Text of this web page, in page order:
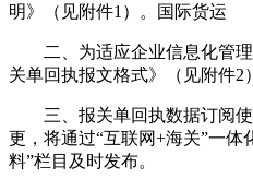
明》（见附件1）。国际货运
二、为适应企业信息化管理
关单回执报文格式》（见附件2
三、报关单回执数据订阅使
更，将通过“互联网+海关”一体
料”栏目及时发布。